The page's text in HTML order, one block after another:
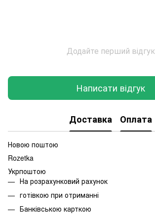
Додайте перший відгук
Написати відгук
Доставка Оплата
Новою поштою
Rozetka
Укрпоштою
На розрахунковий рахунок
готівкою при отриманні
Банківською карткою